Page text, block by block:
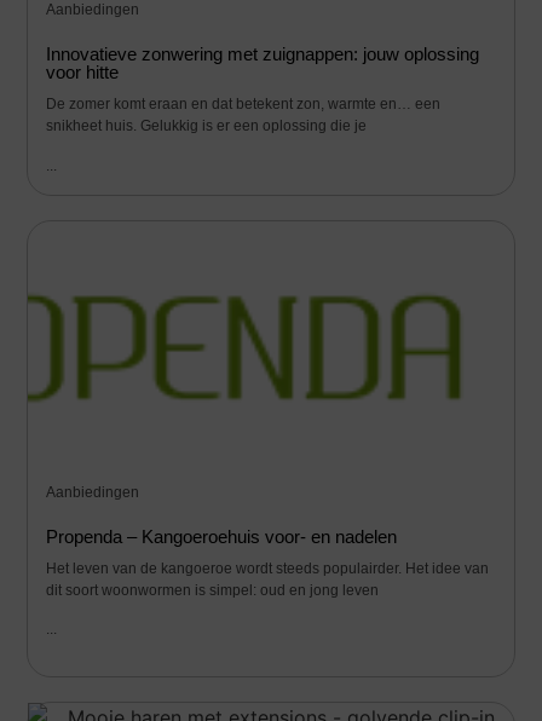
Aanbiedingen
Innovatieve zonwering met zuignappen: jouw oplossing
voor hitte
De zomer komt eraan en dat betekent zon, warmte en… een
snikheet huis. Gelukkig is er een oplossing die je
Aanbiedingen
Propenda – Kangoeroehuis voor- en nadelen
Het leven van de kangoeroe wordt steeds populairder. Het idee van
dit soort woonwormen is simpel: oud en jong leven
...